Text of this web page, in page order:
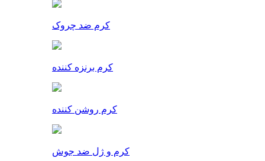
کرم ضد چروک
کرم برنزه کننده
کرم روشن کننده
کرم و ژل ضد جوش